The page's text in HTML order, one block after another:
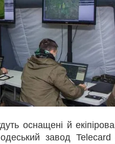
оснащені й
завод Telecard